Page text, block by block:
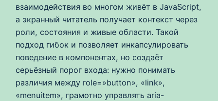
взаимодействия во многом живёт в JavaScript,
а экранный читатель получает контекст через
роли, состояния и живые области. Такой
подход гибок и позволяет инкапсулировать
поведение в компонентах, но создаёт
серьёзный порог входа: нужно понимать
различия между role=»button», «link»,
«menuitem», грамотно управлять aria-